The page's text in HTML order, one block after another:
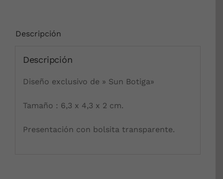
Descripción
Descripción
Diseño exclusivo de » Sun Botiga»
Tamaño : 6,3 x 4,3 x 2 cm.
Presentación con bolsita transparente.